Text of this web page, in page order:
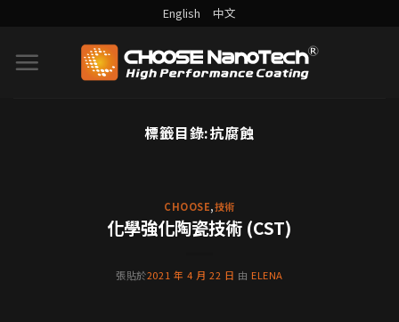
English 中文
標籤目錄:抗腐蝕
背後功臣就是藝術裝置鍍膜
沉思者，是奧古斯特·羅丹與其學生用大理石和石
當中有21座是羅 [...] [...]
CHOOSE,技術
化學強化陶瓷技術 (CST)
張貼於2021 年 4 月 22 日 由 ELENA